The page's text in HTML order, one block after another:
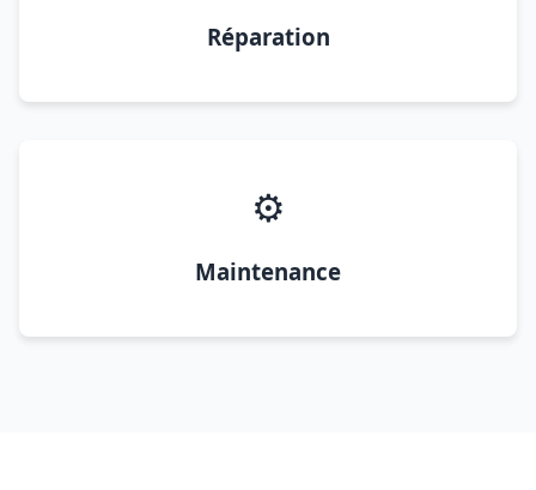
Réparation
⚙️
Maintenance